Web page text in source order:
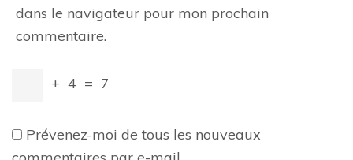
dans le navigateur pour mon prochain
commentaire.
+ 4 = 7
Prévenez-moi de tous les nouveaux